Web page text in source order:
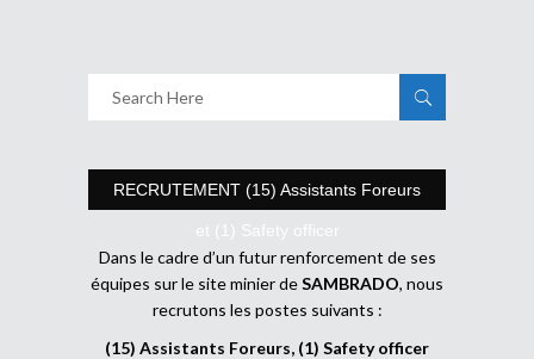
RECRUTEMENT (15) Assistants Foreurs
et (1) Safety officer
Dans le cadre d’un futur renforcement de ses
équipes sur le site minier deSAMBRADO, nous
recrutons les postes suivants :
(15) Assistants Foreurs, (1) Safety officer